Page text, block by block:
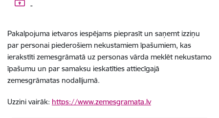
-
Pakalpojuma ietvaros iespējams pieprasīt un saņemt izziņu
par personai piederošiem nekustamiem īpašumiem, kas
ierakstīti zemesgrāmatā uz personas vārda meklēt nekustamo
īpašumu un par samaksu ieskatīties attiecīgajā
zemesgrāmatas nodalījumā.
Uzzini vairāk: https://www.zemesgramata.lv